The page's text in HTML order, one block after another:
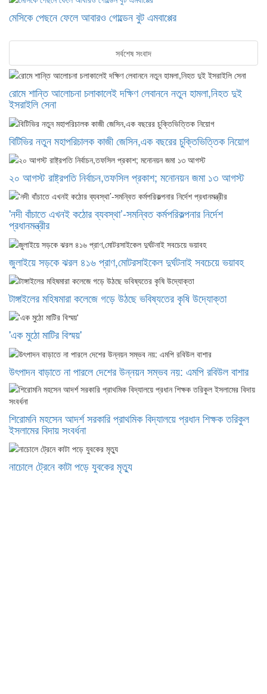
মেসিকে পেছনে ফেলে আবারও গোল্ডেন বুট এমবাপ্পের
সর্বশেষ সংবাদ
রোমে শান্তি আলোচনা চলাকালেই দক্ষিণ লেবাননে নতুন হামলা,নিহত দুই
ইসরাইলি সেনা
বিটিভির নতুন মহাপরিচালক কাজী জেসিন,এক বছরের চুক্তিভিত্তিক নিয়োগ
২০ আগস্ট রাষ্ট্রপতি নির্বাচন,তফসিল প্রকাশ; মনোনয়ন জমা ১৩ আগস্ট
'নদী বাঁচাতে এখনই কঠোর ব্যবস্থা’-সমন্বিত কর্মপরিকল্পনার নির্দেশ
প্রধানমন্ত্রীর
জুলাইয়ে সড়কে ঝরল ৪১৬ প্রাণ,মোটরসাইকেল দুর্ঘটনাই সবচেয়ে ভয়াবহ
টাঙ্গাইলের মহিষমারা কলেজে গড়ে উঠছে ভবিষ্যতের কৃষি উদ্যোক্তা
'এক মুঠো মাটির বিস্ময়'
উৎপাদন বাড়াতে না পারলে দেশের উন্নয়ন সম্ভব নয়: এমপি রবিউল বাশার
শিরোমনি মহসেন আদর্শ সরকারি প্রাথমিক বিদ্যালয়ে প্রধান শিক্ষক তরিকুল
ইসলামের বিদায় সংবর্ধনা
নাচোলে ট্রেনে কাটা পড়ে যুবকের মৃত্যু